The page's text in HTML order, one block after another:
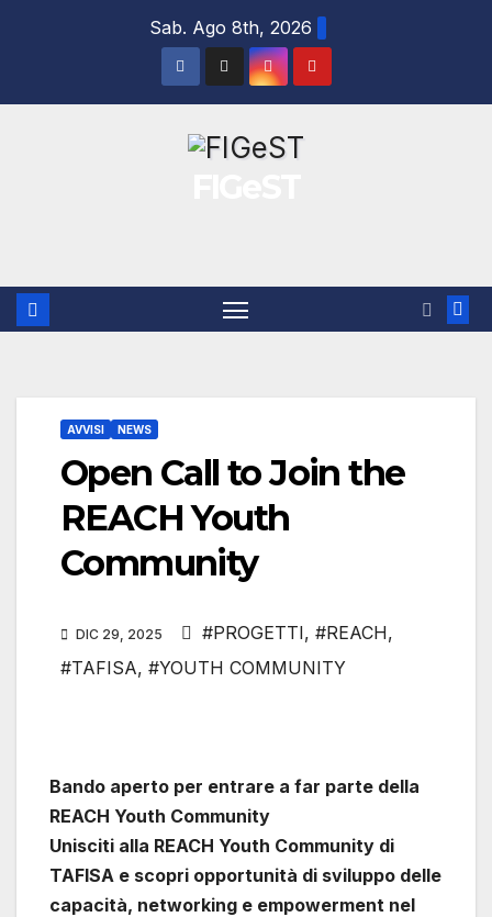
Sab. Ago 8th, 2026
AVVISI NEWS
Open Call to Join the
REACH Youth
Community
DIC 29, 2025 #PROGETTI, #REACH,
#TAFISA, #YOUTH COMMUNITY
Bando aperto per entrare a far parte della
REACH Youth Community
Unisciti alla REACH Youth Community di
TAFISA e scopri opportunità di sviluppo delle
capacità, networking e empowerment nel